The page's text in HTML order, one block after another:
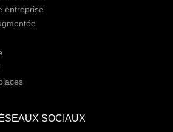
entreprise
SOCIAUX